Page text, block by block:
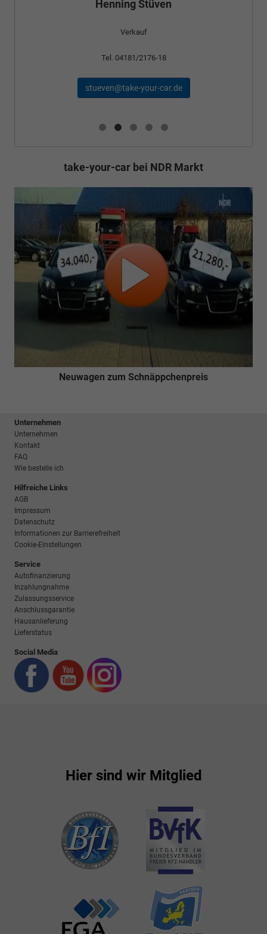
schael@take-your-car.de
take-your-car bei NDR Markt
Neuwagen zum Schnäppchenpreis
Unternehmen
Unternehmen
Kontakt
FAQ
Wie bestelle ich
Hilfreiche Links
AGB
Impressum
Datenschutz
Informationen zur Barrierefreiheit
Cookie-Einstellungen
Service
Autofinanzierung
Inzahlungnahme
Zulassungsservice
Anschlussgarantie
Hausanlieferung
Lieferstatus
Social Media
Hier sind wir Mitglied